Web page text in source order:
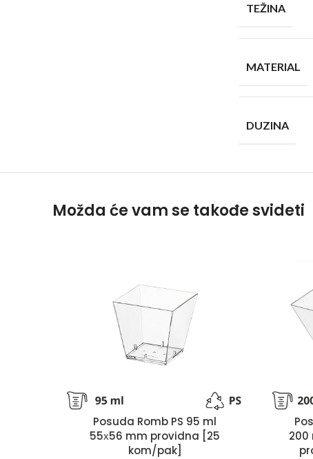
TEŽINA
MATERIAL
DUZINA
Možda će vam se takođe svideti
Posuda Romb PS 95 ml
55х56 mm providna [25
kom/pak]
200